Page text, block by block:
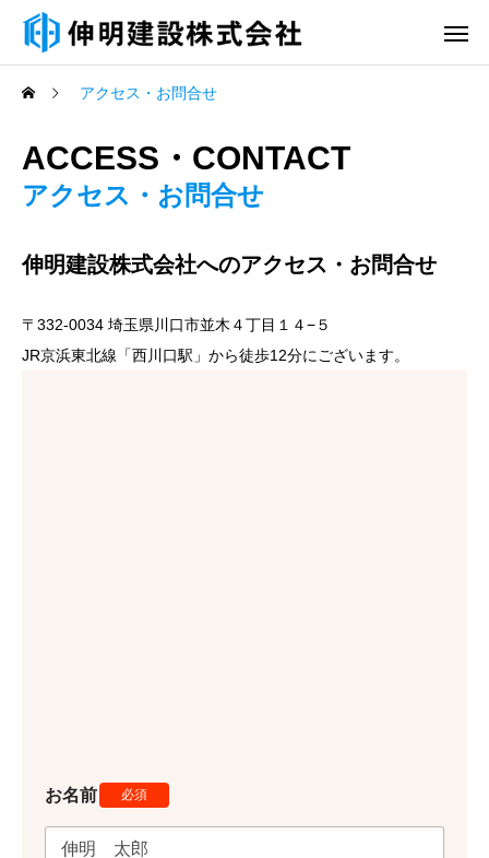
アクセス・お問合せ
ACCESS・CONTACT
アクセス・お問合せ
伸明建設株式会社へのアクセス・お問合せ
〒332-0034 埼玉県川口市並木４丁目１４−５
JR京浜東北線「西川口駅」から徒歩12分にございます。
お名前